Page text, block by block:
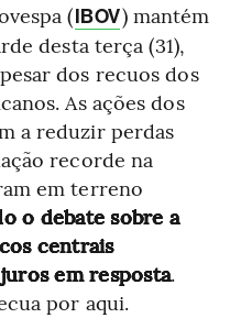
(IBOV) mantém
desta terça (31),
dos recuos dos
As ações dos
a reduzir perdas
recorde na
em terreno
o debate sobre a
centrais
em resposta.
por aqui.